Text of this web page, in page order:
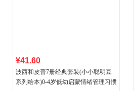
¥41.60
波西和皮普7册经典套装(小小聪明豆
系列绘本)0-4岁低幼启蒙情绪管理习惯